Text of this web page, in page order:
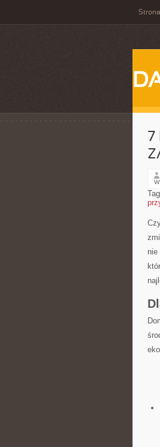
7
nie